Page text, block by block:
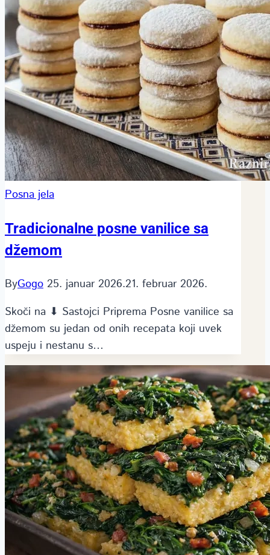
Posna jela
Tradicionalne posne vanilice sa
džemom
ByGogo 25. januar 2026.21. februar 2026.
Skoči na ⬇ Sastojci Priprema Posne vanilice sa
džemom su jedan od onih recepata koji uvek
uspeju i nestanu s…